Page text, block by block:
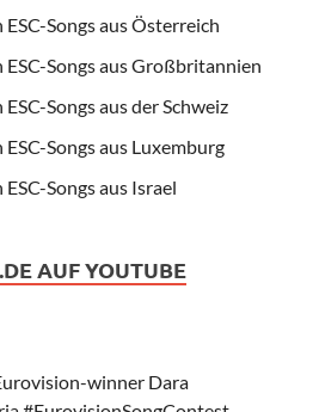
Songs aus Österreich
ESC-Songs aus Großbritannien
Songs aus der Schweiz
Songs aus Luxemburg
Songs aus Israel
AUF YOUTUBE
winner Dara